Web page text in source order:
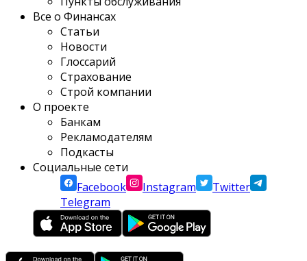
Все о Финансах
Статьи
Новости
Глоссарий
Страхование
Строй компании
О проекте
Банкам
Рекламодателям
Подкасты
Социальные сети
Facebook
Instagram
Twitter
Telegram